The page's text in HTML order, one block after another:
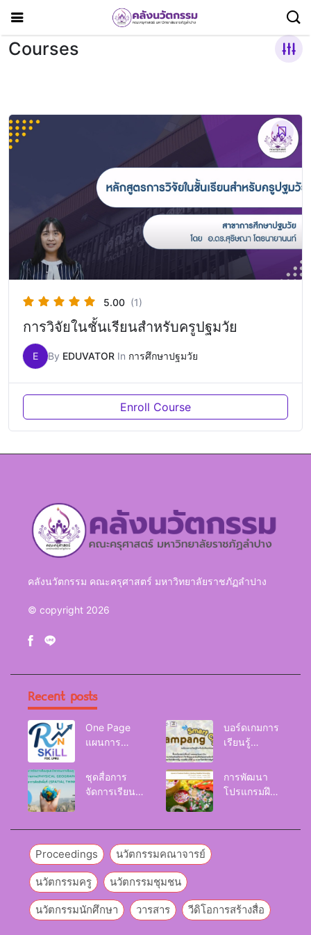
Courses
5.00 (1)
การวิจัยในชั้นเรียนสำหรับครูปฐมวัย
E By EDUVATOR In การศึกษาปฐมวัย
Enroll Course
คลังนวัตกรรม คณะครุศาสตร์ มหาวิทยาลัยราชภัฏลำปาง
© copyright 2026
Recent posts
One Page
แผนการ
Reskill
Upskill
บอร์ดเกมการ
เรียนรู้
Smart City
ชุดสื่อการ
จัดการเรียนรู้
(Physical
Geography)
การพัฒนา
โปรแกรมฝึก
Proceedings นวัตกรรมคณาจารย์
นวัตกรรมครู นวัตกรรมชุมชน
นวัตกรรมนักศึกษา วารสาร วีดิโอการสร้างสื่อ